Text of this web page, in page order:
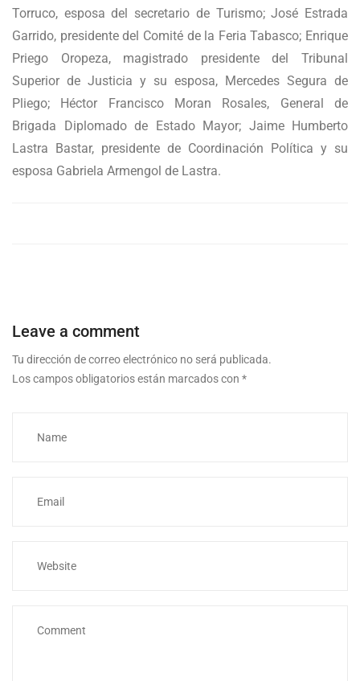
Torruco, esposa del secretario de Turismo; José Estrada
Garrido, presidente del Comité de la Feria Tabasco; Enrique
Priego Oropeza, magistrado presidente del Tribunal
Superior de Justicia y su esposa, Mercedes Segura de
Pliego; Héctor Francisco Moran Rosales, General de
Brigada Diplomado de Estado Mayor; Jaime Humberto
Lastra Bastar, presidente de Coordinación Política y su
esposa Gabriela Armengol de Lastra.
Leave a comment
Tu dirección de correo electrónico no será publicada.
Los campos obligatorios están marcados con *